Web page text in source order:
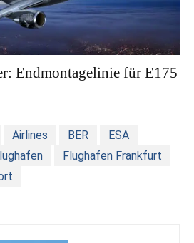
Endmontagelinie für E175
Airlines BER
ESA
Flughafen Frankfurt